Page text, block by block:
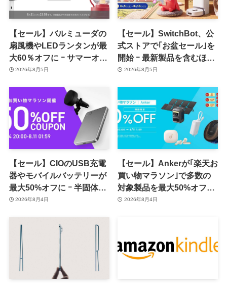
【セール】バルミューダの
扇風機やLEDランタンが最
大60％オフに ｰ サマーオフ
ァーのセール開催中
2026年8月5日
【セール】SwitchBot、公
式ストアで｢お盆セール｣を
開始 ｰ 最新製品を含むほぼ
全品が最大54％オフに
2026年8月5日
【セール】CIOのUSB充電
器やモバイルバッテリーが
最大50%オフに ｰ 半固体系
セル採用バッテリーやハン
対象
2026年8月4日
【セール】Ankerが｢楽天お
買い物マラソン｣で多数の
対象製品を最大50%オフで
販売するセールを開催中
2026年8月4日